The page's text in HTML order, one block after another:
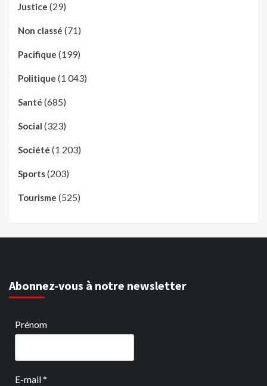
Justice (29)
Non classé (71)
Pacifique (199)
Politique (1 043)
Santé (685)
Social (323)
Société (1 203)
Sports(203)
Tourisme (525)
Abonnez-vous à notre newsletter
Prénom
E-mail*